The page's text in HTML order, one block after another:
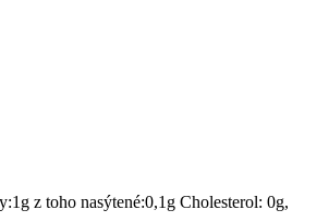
z toho nasýtené:0,1g Cholesterol: 0g,